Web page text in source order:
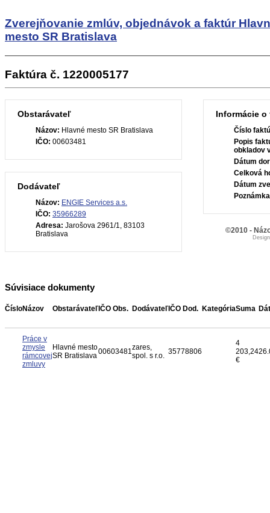
Zverejňovanie zmlúv, objednávok a faktúr
mesto SR Bratislava
Faktúra č. 1220005177
Obstarávateľ
Názov: Hlavné mesto SR Bratislava
IČO: 00603481
Dodávateľ
Názov: ENGIE Services a.s.
IČO: 35966289
Adresa: Jarošova 2961/1, 83103
Bratislava
Informácie o
Číslo
Popis
obkladov
Dátum
Celková
Dátum
Súvisiace dokumenty
ČísloNázov Obstarávateľ IČO Obs. Dodávateľ IČO Dod. KategóriaSuma
Práce v
zmysle
rámcovej
zmluvy
Hlavné mesto
SR Bratislava00603481zares,
spol. s r.o. 35778806
4
203,24
€
©2010 -